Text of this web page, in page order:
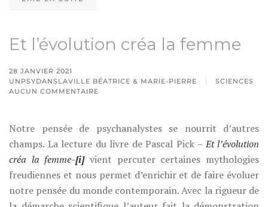
Et l’évolution créa la femme
28 JANVIER 2021
UNPSYDANSLAVILLE BÉATRICE & MARIE-PIERRE
SCIENCES
AUCUN COMMENTAIRE
SUR
CRÉA
FEMME
Notre pensée de psychanalystes se nourrit d’autres
champs. La lecture du livre de Pascal Pick –Et l’évolution
créa la femme-[i] vient percuter certaines mythologies
freudiennes et nous permet d’enrichir et de faire évoluer
notre pensée du monde contemporain. Avec la rigueur de